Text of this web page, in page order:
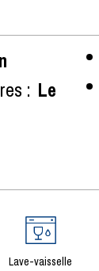
: Le
Lave-vaisselle